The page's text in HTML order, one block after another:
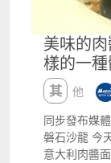
認識； 其
認識。 暴
經違反了 人
牢裏面壁思
源：網絡截
有侵權，請
小嚕
下午3點左
一刀捅到心
恢複心跳，
救，無效死
今天下午3點
男子持刀將
場。經警方
丈夫，死亡
發。 案發6
美味的
樣的一種
其他
同步發布媒
磐石沙龍 今
意大利肉醬